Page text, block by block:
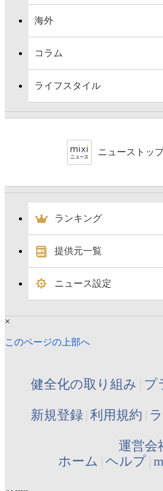
海外
コラム
ライフスタイル
ニューストッ
ランキング
提供元一覧
ニュース設定
×
このページの上部へ
健全化の取り組み プ
新規登録 利用規約
運営会
ホーム ヘルプ